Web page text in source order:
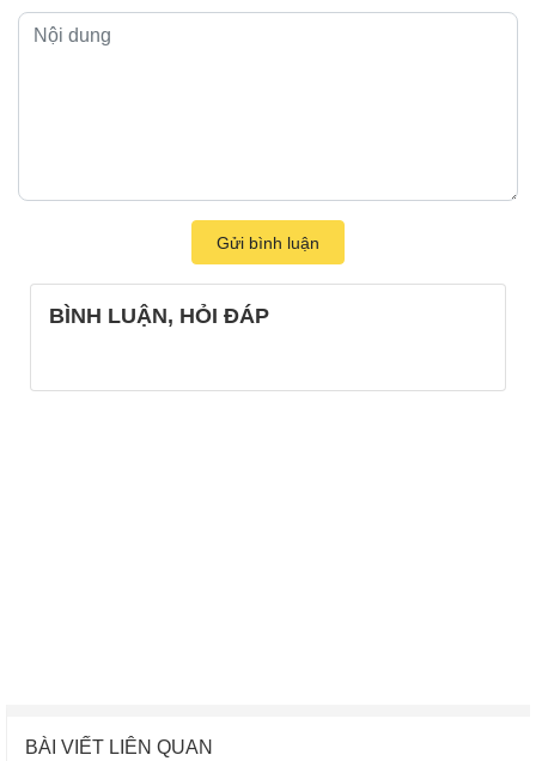
Gửi bình luận
BÌNH LUẬN, HỎI ĐÁP
BÀI VIẾT LIÊN QUAN